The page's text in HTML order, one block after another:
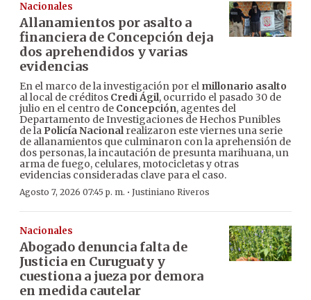
Nacionales
Allanamientos por asalto a
financiera de Concepción deja
dos aprehendidos y varias
evidencias
En el marco de la investigación por el millonario asalto
al local de créditos Credi Ágil, ocurrido el pasado 30 de
julio en el centro de Concepción, agentes del
Departamento de Investigaciones de Hechos Punibles
de la Policía Nacionalrealizaron este viernes una serie
de allanamientos que culminaron con la aprehensión de
dos personas, la incautación de presunta marihuana, un
arma de fuego, celulares, motocicletas y otras
evidencias consideradas clave para el caso.
Agosto 7, 2026 07:45 p. m. · Justiniano Riveros
Nacionales
Abogado denuncia falta de
Justicia en Curuguaty y
cuestiona a jueza por demora
en medida cautelar